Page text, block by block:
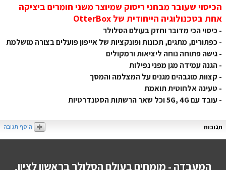
הכיסוי שעובר מבחני ריסוק שמיוצר משני חומרים ביציקה
אחת בטכנולוגיה הייחודית של OtterBox
- כיסוי הכי מדובר וחזק בעולם הסלולר
- כפתורים, מתגים, תכונות ופונקציות של אייפון פועלים בצורה מושלמת
- גישה פתוחה נוחה ליציאות ורמקולים
- הגנה עמידה מגן מפני נפילות
- קצוות מוגבהים מגנים על המצלמה והמסך
- טעינה אלחוטית תואמת
- עובד עם 5G, 4G וכל שאר הרשתות הסטנדרטיות
תגובות הוסף תגובה
המעבדה - מומחים בעולם הסלולר בראשון לציון,